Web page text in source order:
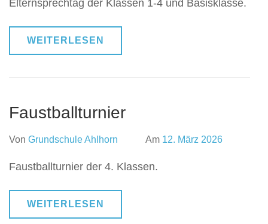
Elternsprechtag der Klassen 1-4 und Basisklasse.
WEITERLESEN
Faustballturnier
Von Grundschule Ahlhorn Am 12. März 2026
Faustballturnier der 4. Klassen.
WEITERLESEN